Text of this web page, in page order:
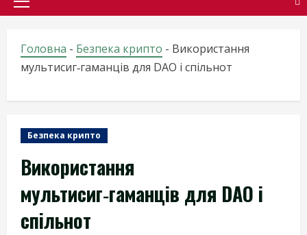
Primary
Головна - Безпека крипто - Використання
мультисиг‑гаманців для DAO і спільнот
Безпека крипто
Використання
мультисиг‑гаманців для DAO і
спільнот